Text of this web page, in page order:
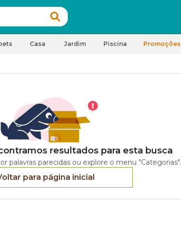
Casa Jardim Piscina Promoções
resultados para esta busca
palavras parecidas ou explore o menu "Categorias".
para página inicial